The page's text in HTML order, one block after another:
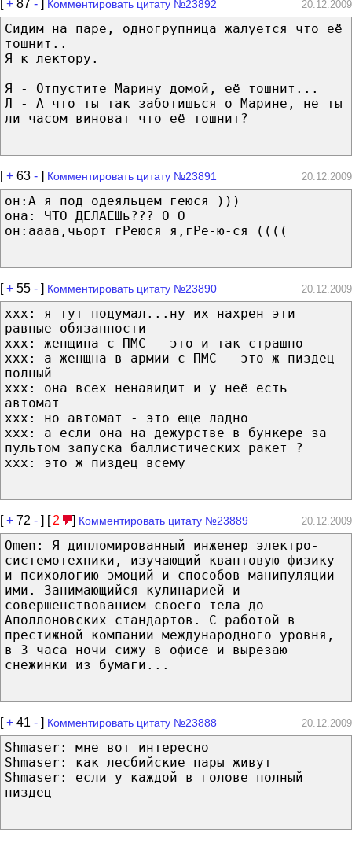
[+ 87 - ] Комментировать цитату №23892 20.12.2009
Сидим на паре, одногрупница жалуется что её
тошнит..
Я к лектору.
Я - Отпустите Марину домой, её тошнит...
Л - А что ты так заботишься о Марине, не ты
ли часом виноват что её тошнит?
[+ 63 - ] Комментировать цитату №23891 20.12.2009
он:А я под одеяльцем геюся )))
она: ЧТО ДЕЛАЕШь??? О_О
он:аааа,чьорт гРеюся я,гРе-ю-ся ((((
[+ 55 - ] Комментировать цитату №23890 20.12.2009
xxx: я тут подумал...ну их нахрен эти
равные обязанности
xxx: женщина с ПМС - это и так страшно
xxx: а женщна в армии с ПМС - это ж пиздец
полный
xxx: она всех ненавидит и у неё есть
автомат
xxx: но автомат - это еще ладно
xxx: а если она на дежурстве в бункере за
пультом запуска баллистических ракет ?
xxx: это ж пиздец всему
[+ 72 - ] [ 2 ] Комментировать цитату №23889 20.12.2009
Omen: Я дипломированный инженер электро-
системотехники, изучающий квантовую физику
и психологию эмоций и способов манипуляции
ими. Занимающийся кулинарией и
совершенствованием своего тела до
Аполлоновских стандартов. С работой в
престижной компании международного уровня,
в 3 часа ночи сижу в офисе и вырезаю
снежинки из бумаги...
[+ 41 - ] Комментировать цитату №23888 20.12.2009
Shmaser: мне вот интересно
Shmaser: как лесбийские пары живут
Shmaser: если у каждой в голове полный
пиздец